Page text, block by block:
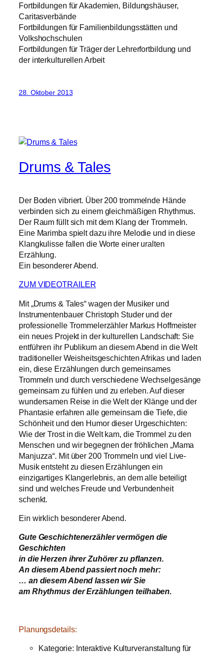
Fortbildungen für Akademien, Bildungshäuser,
Caritasverbände
Fortbildungen für Familienbildungsstätten und
Volkshochschulen
Fortbildungen für Träger der Lehrerfortbildung und
der interkulturellen Arbeit
28. Oktober 2013
Drums & Tales
Der Boden vibriert. Über 200 trommelnde Hände
verbinden sich zu einem gleichmäßigen Rhythmus.
Der Raum füllt sich mit dem Klang der Trommeln.
Eine Marimba spielt dazu ihre Melodie und in diese
Klangkulisse fallen die Worte einer uralten
Erzählung.
Ein besonderer Abend.
ZUM VIDEOTRAILER
Mit „Drums & Tales“ wagen der Musiker und
Instrumentenbauer Christoph Studer und der
professionelle Trommelerzähler Markus Hoffmeister
ein neues Projekt in der kulturellen Landschaft: Sie
entführen ihr Publikum an diesem Abend in die Welt
traditioneller Weisheitsgeschichten Afrikas und laden
ein, diese Erzählungen durch gemeinsames
Trommeln und durch verschiedene Wechselgesänge
gemeinsam zu fühlen und zu erleben. Auf dieser
wundersamen Reise in die Welt der Klänge und der
Phantasie erfahren alle gemeinsam die Tiefe, die
Schönheit und den Humor dieser Urgeschichten:
Wie der Trost in die Welt kam, die Trommel zu den
Menschen und wir begegnen der fröhlichen „Mama
Manjuzza“. Mit über 200 Trommeln und viel Live-
Musik entsteht zu diesen Erzählungen ein
einzigartiges Klangerlebnis, an dem alle beteiligt
sind und welches Freude und Verbundenheit
schenkt.
Ein wirklich besonderer Abend.
Gute Geschichtenerzähler vermögen die
Geschichten
in die Herzen ihrer Zuhörer zu pflanzen.
An diesem Abend passiert noch mehr:
… an diesem Abend lassen wir Sie
am Rhythmus der Erzählungen teilhaben.
Planungsdetails:
Kategorie: Interaktive Kulturveranstaltung für